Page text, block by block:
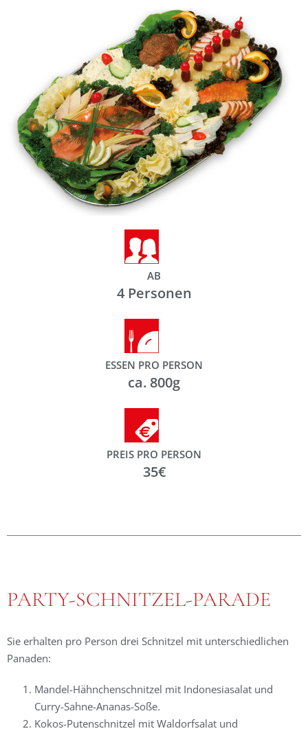
AB
4 Personen
ESSEN PRO PERSON
ca. 800g
PREIS PRO PERSON
35€
PARTY-SCHNITZEL-PARADE
Sie erhalten pro Person drei Schnitzel mit unterschiedlichen
Panaden:
Mandel-Hähnchenschnitzel mit Indonesiasalat und
Curry-Sahne-Ananas-Soße.
Kokos-Putenschnitzel mit Waldorfsalat und